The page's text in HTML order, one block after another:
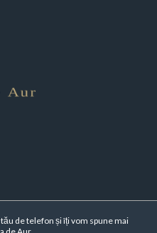
de telefon și îți vom spune mai